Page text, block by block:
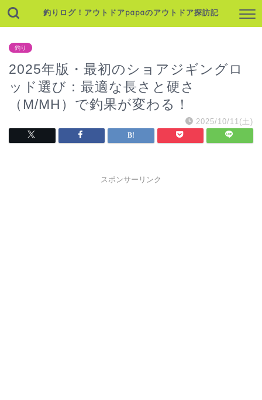
釣りログ！アウトドアpapaのアウトドア探訪記
釣り
2025年版・最初のショアジギングロ
ッド選び：最適な長さと硬さ
（M/MH）で釣果が変わる！
2025/10/11(土)
スポンサーリンク